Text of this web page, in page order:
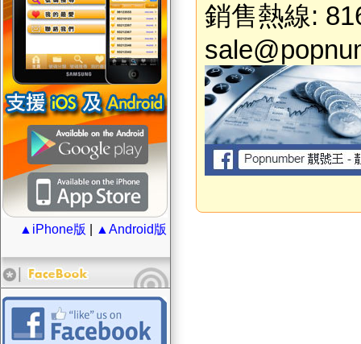
▲iPhone版 ▲Android版
銷售熱線: